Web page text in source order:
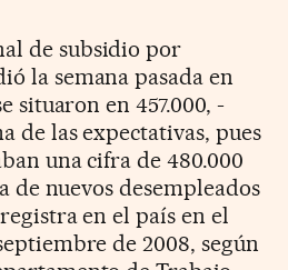
de subsidio por
la semana pasada en
situaron en 457.000, -
de las expectativas, pues
una cifra de 480.000
de nuevos desempleados
en el país en el
de 2008, según